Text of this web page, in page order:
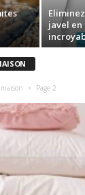
javel
Page 2